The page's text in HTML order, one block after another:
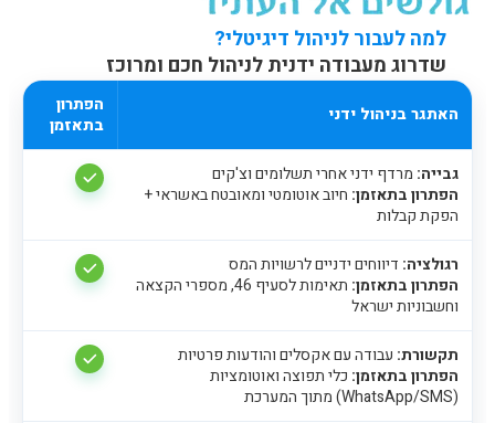
למה לעבור לניהול דיגיטלי?
שדרוג מעבודה ידנית לניהול חכם ומרוכז
האתגר בניהול ידני
הפתרון
בתאזמן
גבייה: מרדף ידני אחרי תשלומים וצ'קים
הפתרון בתאזמן: חיוב אוטומטי ומאובטח באשראי +
הפקת קבלות
רגולציה: דיווחים ידניים לרשויות המס
הפתרון בתאזמן:
תאימות לסעיף 46, מספרי הקצאה
וחשבוניות ישראל
תקשורת: עבודה עם אקסלים והודעות פרטיות
הפתרון בתאזמן: כלי תפוצה ואוטומציות
(WhatsApp/SMS) מתוך המערכת